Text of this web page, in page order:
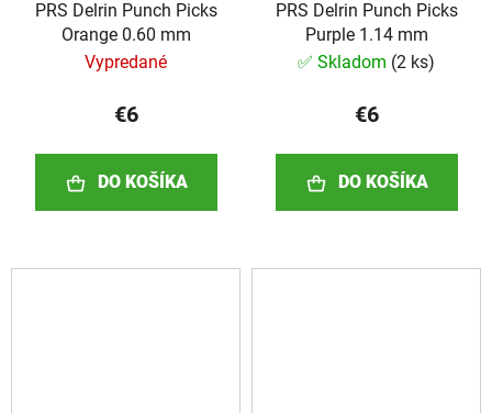
PRS Delrin Punch Picks
Orange 0.60 mm
Vypredané
€6
DO KOŠÍKA
PRS Delrin Punch Picks
Purple 1.14 mm
✅ Skladom (2 ks)
€6
DO KOŠÍKA